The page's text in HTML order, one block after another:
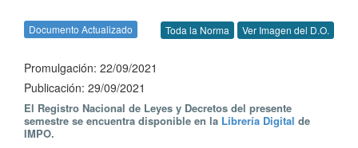
Documento Actualizado Toda la Norma Ver Imagen del D.O.
Promulgación: 22/09/2021
Publicación: 29/09/2021
El Registro Nacional de Leyes y Decretos del presente
semestre se encuentra disponible en la Librería Digital de
IMPO.